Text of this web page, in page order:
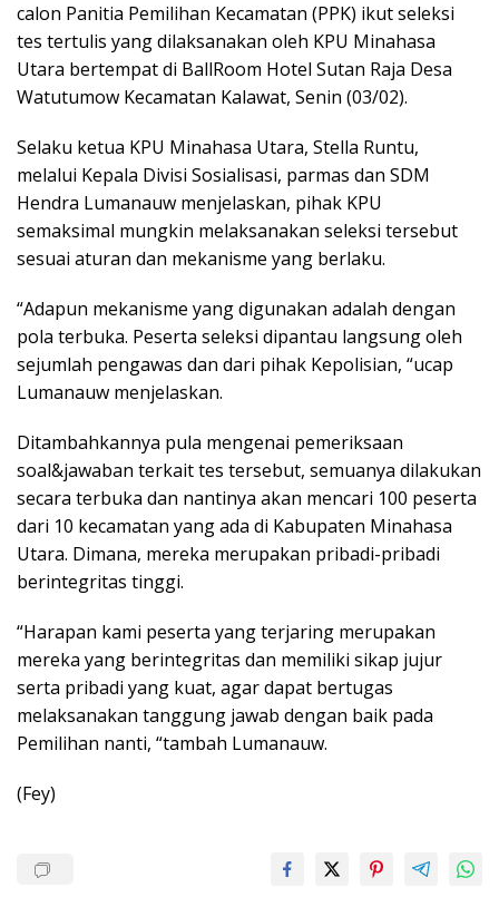
calon Panitia Pemilihan Kecamatan (PPK) ikut seleksi
tes tertulis yang dilaksanakan oleh KPU Minahasa
Utara bertempat di BallRoom Hotel Sutan Raja Desa
Watutumow Kecamatan Kalawat, Senin (03/02).
Selaku ketua KPU Minahasa Utara, Stella Runtu,
melalui Kepala Divisi Sosialisasi, parmas dan SDM
Hendra Lumanauw menjelaskan, pihak KPU
semaksimal mungkin melaksanakan seleksi tersebut
sesuai aturan dan mekanisme yang berlaku.
“Adapun mekanisme yang digunakan adalah dengan
pola terbuka. Peserta seleksi dipantau langsung oleh
sejumlah pengawas dan dari pihak Kepolisian, “ucap
Lumanauw menjelaskan.
Ditambahkannya pula mengenai pemeriksaan
soal&jawaban terkait tes tersebut, semuanya dilakukan
secara terbuka dan nantinya akan mencari 100 peserta
dari 10 kecamatan yang ada di Kabupaten Minahasa
Utara. Dimana, mereka merupakan pribadi-pribadi
berintegritas tinggi.
“Harapan kami peserta yang terjaring merupakan
mereka yang berintegritas dan memiliki sikap jujur
serta pribadi yang kuat, agar dapat bertugas
melaksanakan tanggung jawab dengan baik pada
Pemilihan nanti, “tambah Lumanauw.
(Fey)